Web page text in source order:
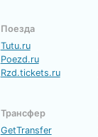
Поезда
Tutu.ru
Poezd.ru
Rzd.tickets.ru
Трансфер
GetTransfer